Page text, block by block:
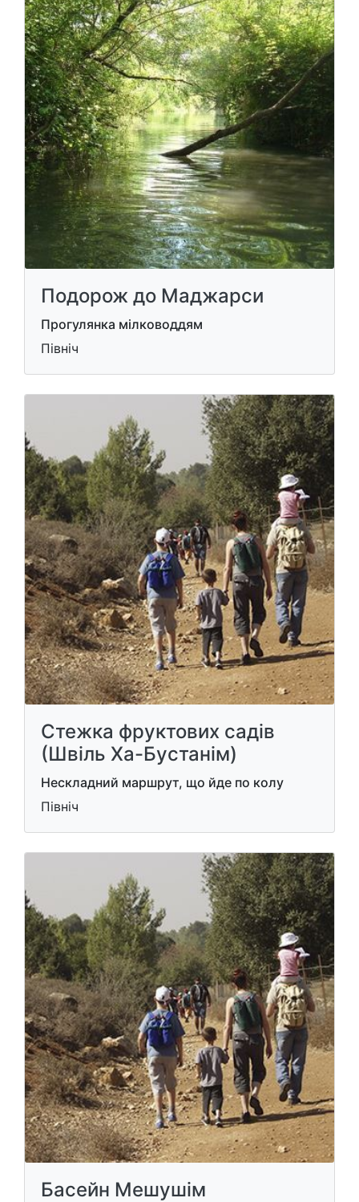
Подорож до Маджарси
Прогулянка мілководдям
Північ
Стежка фруктових садів
(Швіль Ха-Бустанім)
Нескладний маршрут, що йде по колу
Північ
Басейн Мешушім